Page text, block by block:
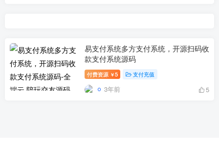
易支付系统多方支付系统，开源扫码收
款支付系统源码
付费资源 ￥5 支付充值
3年前 5